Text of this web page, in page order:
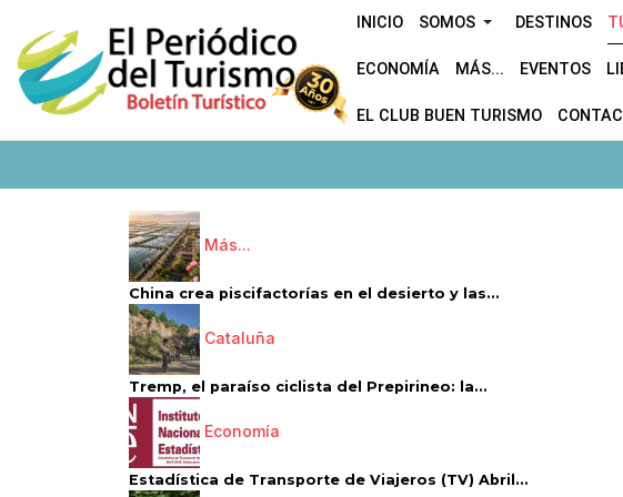
INICIO SOMOS DESTINOS
ECONOMÍA MÁS... EVENTOS
EL CLUB BUEN TURISMO
Más...
China crea piscifactorías en el desierto y las...
Cataluña
Tremp, el paraíso ciclista del Prepirineo: la...
Economía
Estadística de Transporte de Viajeros (TV) Abril...